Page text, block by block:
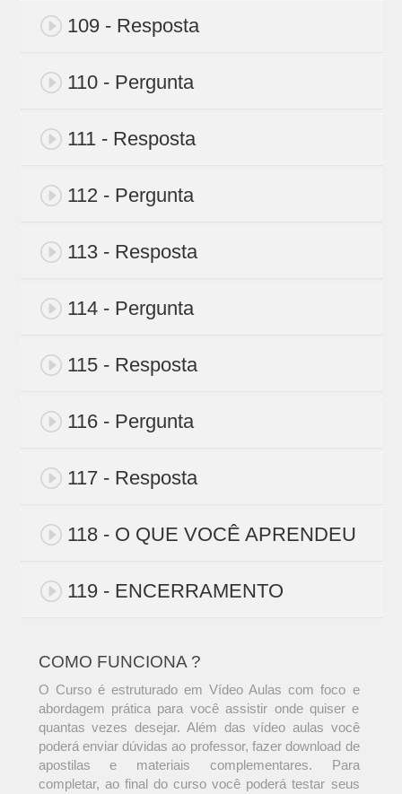
109 - Resposta
110 - Pergunta
111 - Resposta
112 - Pergunta
113 - Resposta
114 - Pergunta
115 - Resposta
116 - Pergunta
117 - Resposta
118 - O QUE VOCÊ APRENDEU
119 - ENCERRAMENTO
COMO FUNCIONA ?
O Curso é estruturado em Vídeo Aulas com foco e
abordagem prática para você assistir onde quiser e
quantas vezes desejar. Além das vídeo aulas você
poderá enviar dúvidas ao professor, fazer download de
apostilas e materiais complementares. Para
completar, ao final do curso você poderá testar seus